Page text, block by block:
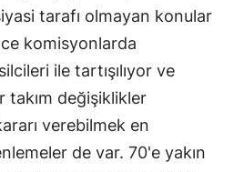
tarafı olmayan konular
komisyonlarda
ile tartışılıyor ve
takım değişiklikler
verebilmek en
de var. 70'e yakın